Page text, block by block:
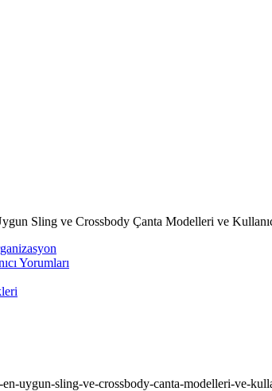
Sling ve Crossbody Çanta Modelleri ve
Yorumları
uygun-sling-ve-crossbody-canta-modelleri-ve-